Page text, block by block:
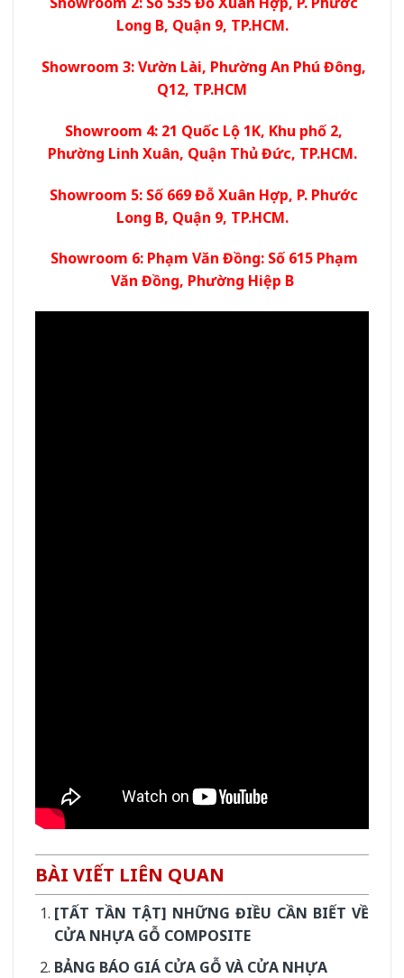
Long B, Quận 9, TP.HCM.
Showroom 3: Vườn Lài, Phường An Phú Đông,
Q12, TP.HCM
Showroom 4: 21 Quốc Lộ 1K, Khu phố 2,
Phường Linh Xuân, Quận Thủ Đức, TP.HCM.
Showroom 5: Số 669 Đỗ Xuân Hợp, P. Phước
Long B, Quận 9, TP.HCM.
Showroom 6: Phạm Văn Đồng: Số 615 Phạm
Văn Đồng, Phường Hiệp B
BÀI VIẾT LIÊN QUAN
[TẤT TẦN TẬT] NHỮNG ĐIỀU CẦN BIẾT VỀ
CỬA NHỰA GỖ COMPOSITE
BẢNG BÁO GIÁ CỬA GỖ VÀ CỬA NHỰA